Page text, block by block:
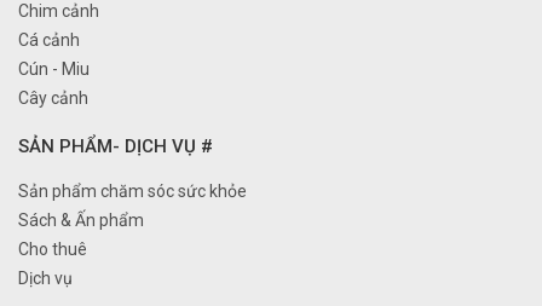
Chim cảnh
Cá cảnh
Cún - Miu
Cây cảnh
SẢN PHẨM- DỊCH VỤ #
Sản phẩm chăm sóc sức khỏe
Sách & Ấn phẩm
Cho thuê
Dịch vụ